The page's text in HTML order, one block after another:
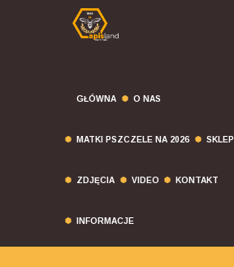
GŁÓWNA O NAS
MATKI PSZCZELE NA 2026 SKLEP
ZDJĘCIA VIDEO KONTAKT
INFORMACJE